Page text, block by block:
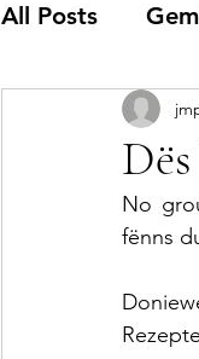
All Posts
Krautblat
No
fënns